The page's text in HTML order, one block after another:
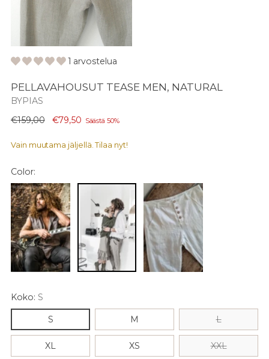
1 arvostelua
PELLAVAHOUSUT TEASE MEN, NATURAL
BYPIAS
Normaali
€159,00 €79,50 Säästä 50%
Vain muutama jäljellä. Tilaa nyt!
Color:
Koko: S
S M L
XL XS XXL